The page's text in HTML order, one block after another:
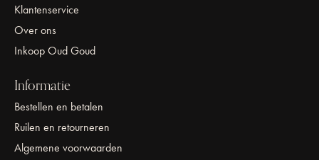
Klantenservice
Over ons
Inkoop Oud Goud
Informatie
Bestellen en betalen
Ruilen en retourneren
Algemene voorwaarden